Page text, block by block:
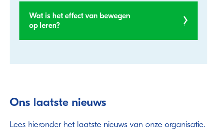
Wat is het effect van bewegen
op leren?
Ons laatste nieuws
Lees hieronder het laatste nieuws van onze organisatie.